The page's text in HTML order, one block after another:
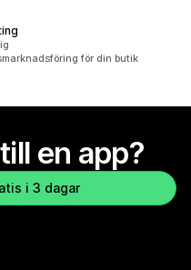
för din butik
en app?
i 3 dagar